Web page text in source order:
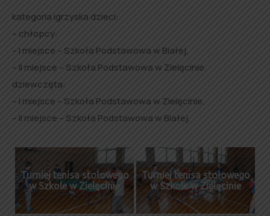
kategoria igrzyska dzieci:
– chłopcy:
– I miejsce – Szkoła Podstawowa w Białej,
– II miejsce – Szkoła Podstawowa w Zielęcinie.
dziewczęta:
– I miejsce – Szkoła Podstawowa w Zielęcinie,
– II miejsce – Szkoła Podstawowa w Białej.
Turniej tenisa stołowego
w Szkole w Zielęcinie
Turniej tenisa stołowego
w Szkole w Zielęcinie